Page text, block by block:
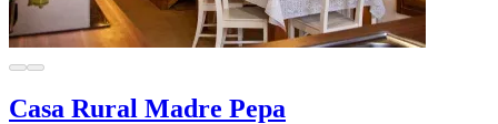
Casa Rural Madre Pepa